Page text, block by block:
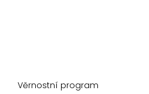
Věrnostní program